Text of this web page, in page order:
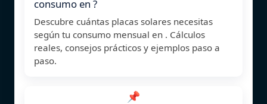
consumo en ?
Descubre cuántas placas solares necesitas
según tu consumo mensual en . Cálculos
reales, consejos prácticos y ejemplos paso a
paso.
📌